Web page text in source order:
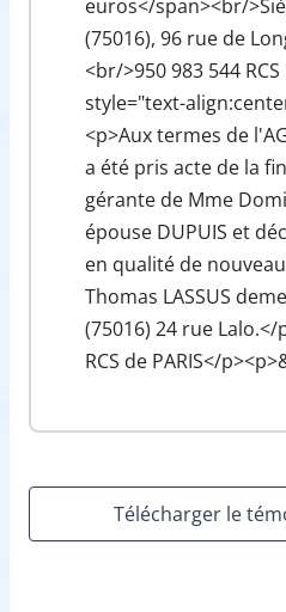
euros</span><br/
(75016), 96 rue de
<br/>950 983 544 RCS
style="text-
<p>Aux termes de
a été pris acte de la
gérante de Mme
épouse DUPUIS et
en qualité de
Thomas LASSUS
(75016) 24 rue
RCS de PARIS</
Télécharger le